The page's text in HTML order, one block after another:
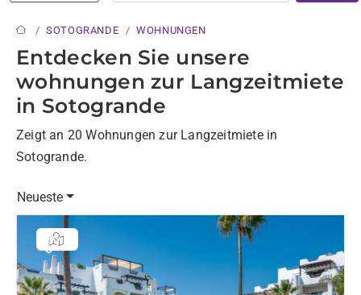
SOTOGRANDE WOHNUNGEN
Entdecken Sie unsere
wohnungen zur Langzeitmiete
in Sotogrande
Zeigt an 20 Wohnungen zur Langzeitmiete in
Sotogrande.
Neueste